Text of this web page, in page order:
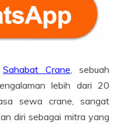
Sahabat Crane, sebuah
lebih dari 20
sewa crane, sangat
diri sebagai mitra yang